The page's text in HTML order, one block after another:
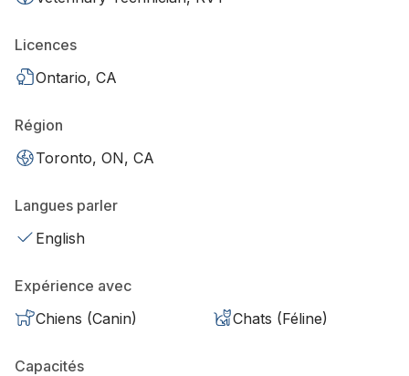
Licences
Ontario, CA
Région
Toronto, ON, CA
Langues parler
English
Expérience avec
Chiens (Canin)
Chats (Féline)
Capacités